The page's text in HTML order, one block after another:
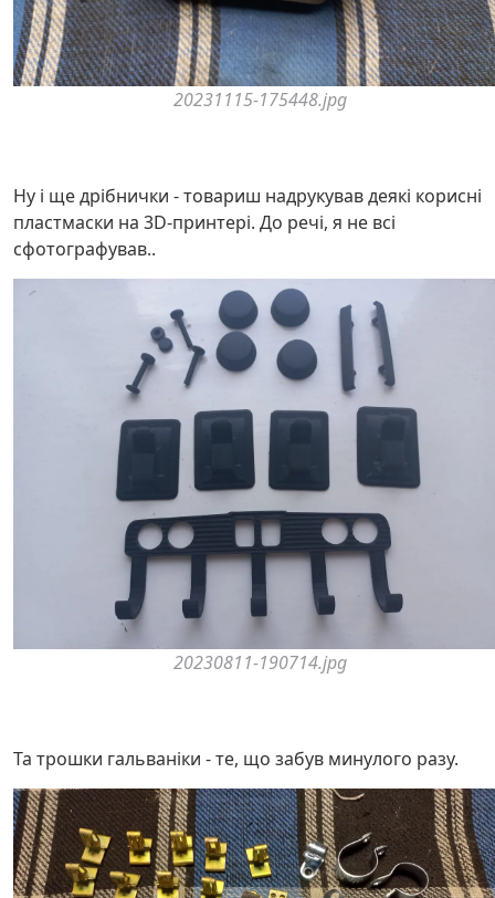
20231115-175448.jpg
Ну і ще дрібнички - товариш надрукував деякі корисні
пластмаски на 3D-принтері. До речі, я не всі
сфотографував..
20230811-190714.jpg
Та трошки гальваніки - те, що забув минулого разу.